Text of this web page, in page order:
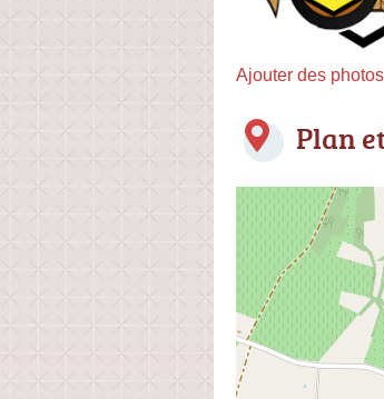
Ajouter des photos
Plan